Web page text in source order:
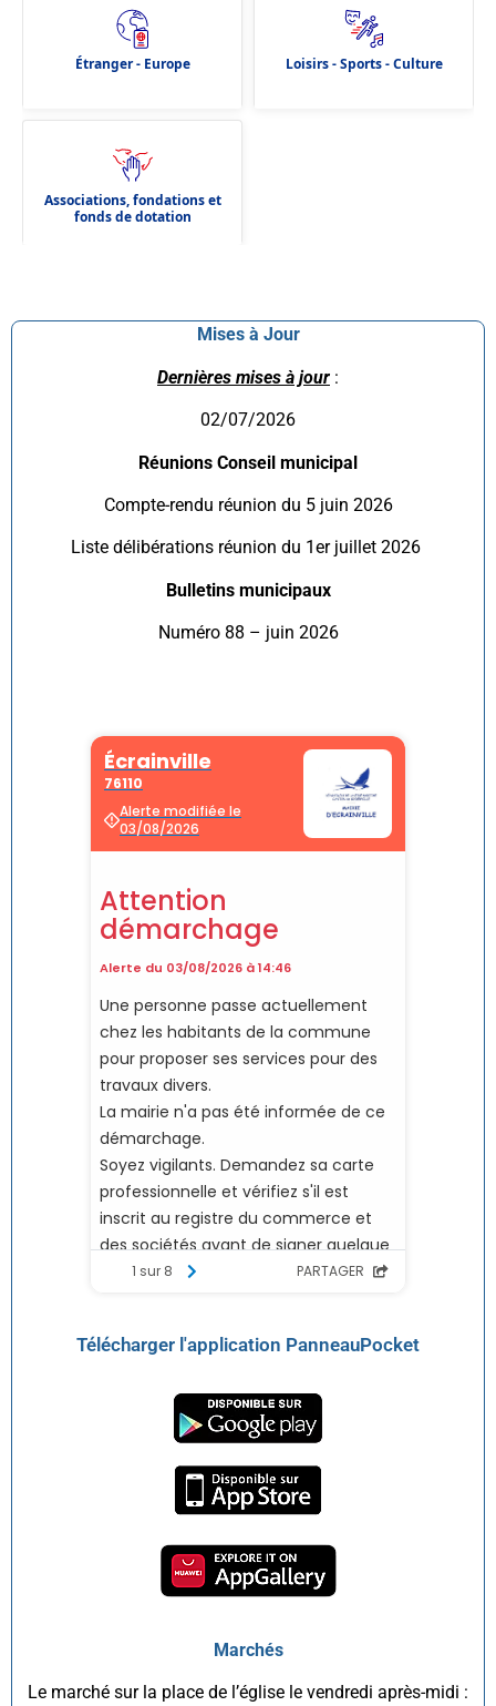
Mises à Jour
Dernières mises à jour :
02/07/2026
Réunions Conseil municipal
Compte-rendu réunion du 5 juin 2026
Liste délibérations réunion du 1er juillet 2026
Bulletins municipaux
Numéro 88 – juin 2026
Télécharger l'application PanneauPocket
Marchés
Le marché sur la place de l’église le vendredi après-midi :
Étranger - Europe Loisirs - Sports - Culture
Associations, fondations et
fonds de dotation